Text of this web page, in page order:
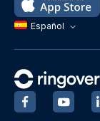
Español